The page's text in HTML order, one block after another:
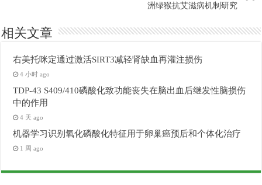
洲绿猴抗艾滋病机制研究
相关文章
右美托咪定通过激活SIRT3减轻肾缺血再灌注损伤
4 小时 ago
TDP-43 S409/410磷酸化致功能丧失在脑出血后继发性脑损伤
中的作用
4 天 ago
机器学习识别氧化磷酸化特征用于卵巢癌预后和个体化治疗
1 周 ago